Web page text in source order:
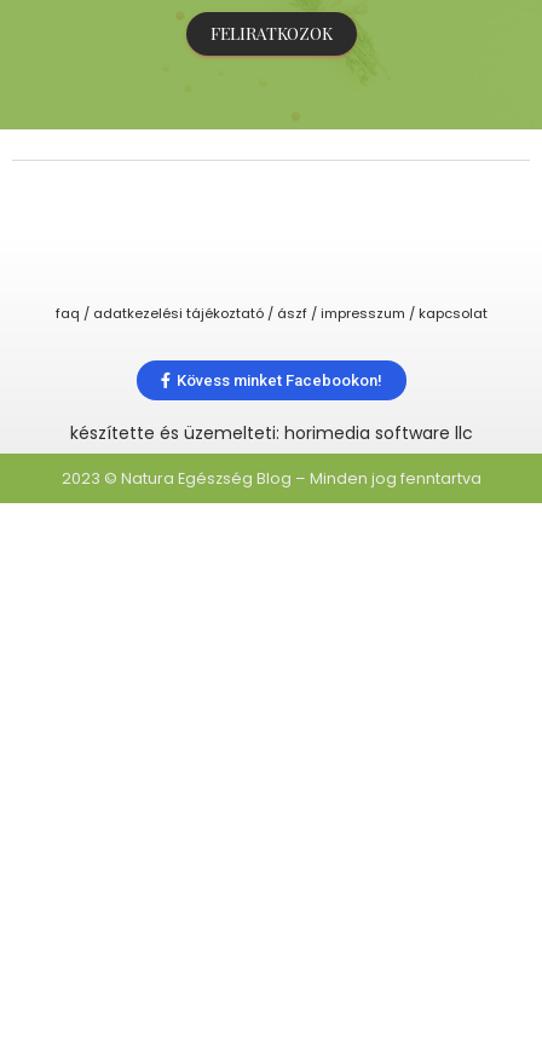
FELIRATKOZOK
faq / adatkezelési tájékoztató / ászf / impresszum / kapcsolat
Kövess minket Facebookon!
készítette és üzemelteti: horimedia software llc
2023 © Natura Egészség Blog – Minden jog fenntartva